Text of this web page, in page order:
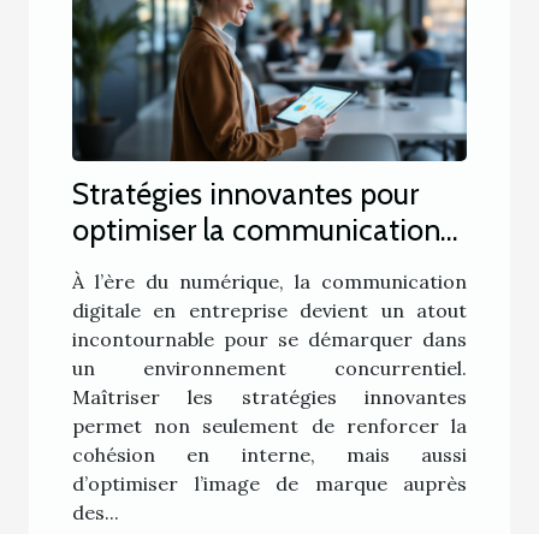
Stratégies innovantes pour
optimiser la communication
digitale en entreprise
À l’ère du numérique, la communication
digitale en entreprise devient un atout
incontournable pour se démarquer dans
un environnement concurrentiel.
Maîtriser les stratégies innovantes
permet non seulement de renforcer la
cohésion en interne, mais aussi
d’optimiser l’image de marque auprès
des...